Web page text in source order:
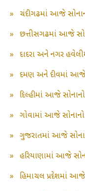
»
ચંદીગઢમાં આજે
»
છત્તીસગઢમાં આજે
»
દાદરા અને નગર
»
દમણ અને દીવમાં આજે
»
દિલ્હીમાં આજે
»
ગોવામાં આજે
»
ગુજરાતમાં આજે
»
હરિયાણામાં આજે
»
હિમાચલ પ્રદેશમાં